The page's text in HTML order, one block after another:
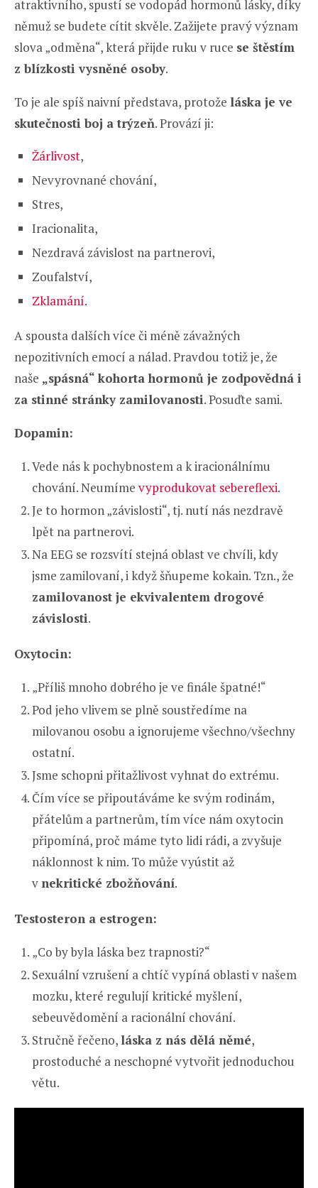
atraktivního, spustí se vodopád hormonů lásky, díky
němuž se budete cítit skvěle. Zažijete pravý význam
slova „odměna“, která přijde ruku v ruce se štěstím
z blízkosti vysněné osoby.
To je ale spíš naivní představa, protože láska je ve
skutečnosti boj a trýzeň. Provází ji:
Žárlivost,
Nevyrovnané chování,
Stres,
Iracionalita,
Nezdravá závislost na partnerovi,
Zoufalství,
Zklamání.
A spousta dalších více či méně závažných
nepozitivních emocí a nálad. Pravdou totiž je, že
naše „spásná“ kohorta hormonů je zodpovědná i
za stinné stránky zamilovanosti. Posuďte sami.
Dopamin:
Vede nás k pochybnostem a k iracionálnímu
chování. Neumíme vyprodukovat sebereflexi.
Je to hormon „závislosti“, tj. nutí nás nezdravě
lpět na partnerovi.
Na EEG se rozsvítí stejná oblast ve chvíli, kdy
jsme zamilovaní, i když šňupeme kokain. Tzn., že
zamilovanost je ekvivalentem drogové
závislosti.
Oxytocin:
„Příliš mnoho dobrého je ve finále špatné!“
Pod jeho vlivem se plně soustředíme na
milovanou osobu a ignorujeme všechno/všechny
ostatní.
Jsme schopni přitažlivost vyhnat do extrému.
Čím více se připoutáváme ke svým rodinám,
přátelům a partnerům, tím více nám oxytocin
připomíná, proč máme tyto lidi rádi, a zvyšuje
náklonnost k nim. To může vyústit až
v nekritické zbožňování.
Testosteron a estrogen:
„Co by byla láska bez trapnosti?“
Sexuální vzrušení a chtíč vypíná oblasti v našem
mozku, které regulují kritické myšlení,
sebeuvědomění a racionální chování.
Stručně řečeno, láska z nás dělá němé,
prostoduché a neschopné vytvořit jednoduchou
větu.